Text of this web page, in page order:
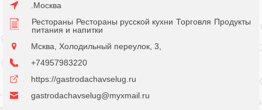
.Москва
Рестораны Рестораны русской кухни Торговля Продукты
питания и напитки
Мсква, Холодильный переулок, 3,
+74957983220
https://gastrodachavselug.ru
gastrodachavselug@myxmail.ru